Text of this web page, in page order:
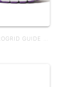
SAUCONY PROGRID GUIDE 7 WHIUTE DRUPE